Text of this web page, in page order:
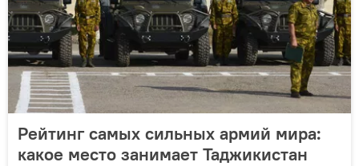
Рейтинг самых сильных армий мира:
какое место занимает Таджикистан